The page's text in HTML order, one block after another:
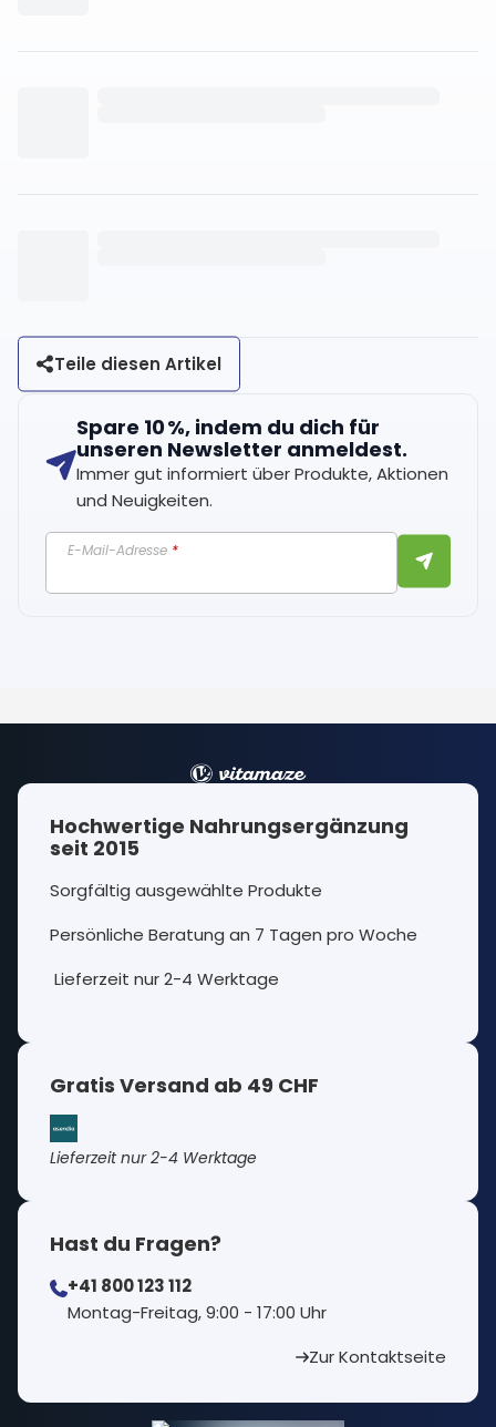
Teile diesen Artikel
Spare 10 %, indem du dich für
unseren Newsletter anmeldest.
Immer gut informiert über Produkte, Aktionen
und Neuigkeiten.
E-Mail-Adresse *
Hochwertige Nahrungsergänzung
seit 2015
Sorgfältig ausgewählte Produkte
Persönliche Beratung an 7 Tagen pro Woche
Lieferzeit nur 2-4 Werktage
Gratis Versand ab 49 CHF
Lieferzeit nur 2-4 Werktage
Hast du Fragen?
+41 800 123 112
⁠Montag-Freitag, 9:00 - 17:00 Uhr
Zur Kontaktseite